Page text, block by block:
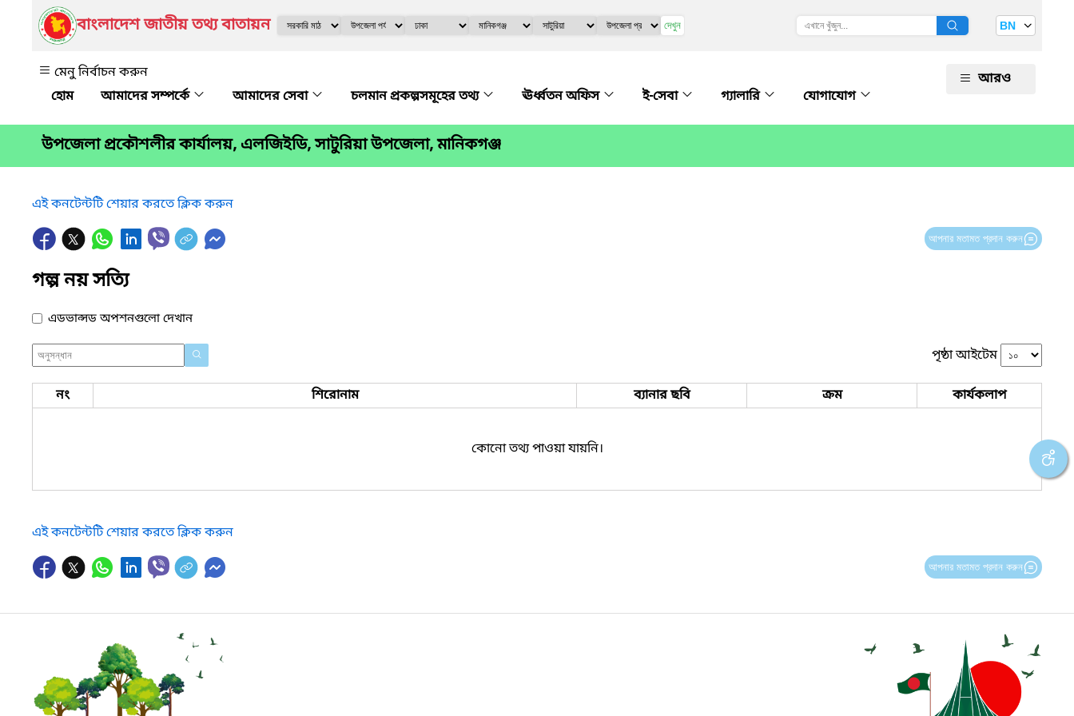
বাংলাদেশ জাতীয় তথ্য বাতায়ন দেখুন BN
মেনু নির্বাচন করুন
আমাদের সম্পর্কে
আমাদের সেবা চলমান প্রকল্পসমূহের তথ্য ঊর্ধ্বতন অফিস ই-সেবা গ্যালারি যোগাযোগ
আরও
উপজেলা প্রকৌশলীর কার্যালয়, এলজিইডি, সাটুরিয়া উপজেলা, মানিকগঞ্জ
এই কনটেন্টটি শেয়ার করতে ক্লিক করুন
আপনার মতামত প্রদান করুন
গল্প নয় সত্যি
এডভান্সড অপশনগুলো দেখান
পৃষ্ঠা আইটেম
নং শিরোনাম ব্যানার ছবি ক্রম কার্যকলাপ
কোনো তথ্য পাওয়া যায়নি।
এই কনটেন্টটি শেয়ার করতে ক্লিক করুন
আপনার মতামত প্রদান করুন